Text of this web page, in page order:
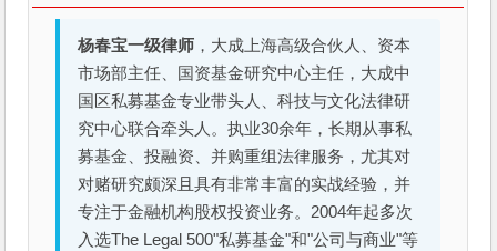
杨春宝一级律师 ，大成上海高级合伙人、资本
市场部主任、国资基金研究中心主任，大成中
国区私募基金专业带头人、科技与文化法律研
究中心联合牵头人。执业30余年，长期从事私
募基金、投融资、并购重组法律服务，尤其对
对赌研究颇深且具有非常丰富的实战经验，并
专注于金融机构股权投资业务。2004年起多次
入选The Legal 500"私募基金"和"公司与商业"等